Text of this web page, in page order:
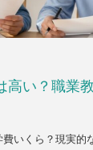
高い？職業
いくら？現実的